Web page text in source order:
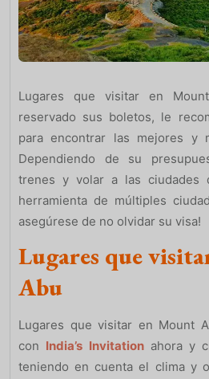
Lugares que visitar en
reservado sus boletos, le
para encontrar las mejores y
Dependiendo de su
trenes y volar a las ciudades
herramienta de múltiples
asegúrese de no olvidar su visa!
Lugares que
Abu
Lugares que visitar en Mount
con India’s Invitationahora y
teniendo en cuenta el clima y